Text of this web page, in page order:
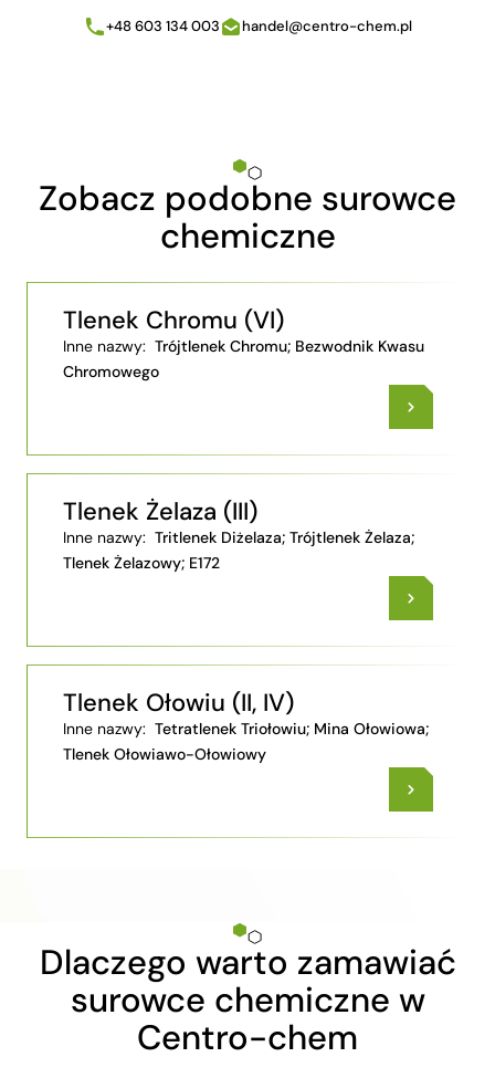
+48 603 134 003 handel@centro-chem.pl
Zobacz podobne surowce
chemiczne
Tlenek Chromu (VI)
Inne nazwy: Trójtlenek Chromu; Bezwodnik Kwasu
Chromowego
Tlenek Żelaza (III)
Inne nazwy: Tritlenek Diżelaza; Trójtlenek Żelaza;
Tlenek Żelazowy; E172
Tlenek Ołowiu (II, IV)
Inne nazwy: Tetratlenek Triołowiu; Mina Ołowiowa;
Tlenek Ołowiawo-Ołowiowy
Dlaczego warto zamawiać
surowce chemiczne w
Centro-chem